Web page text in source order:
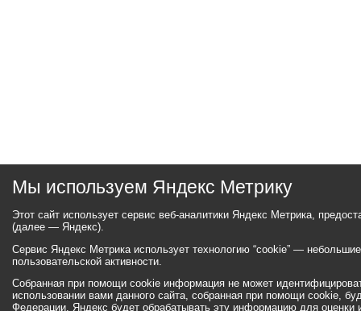
Мы используем Яндекс Метрику
Этот сайт использует сервис веб-аналитики Яндекс Метрика,
(далее — Яндекс).
Сервис Яндекс Метрика использует технологию “cookie” —
пользовательской активности.
Собранная при помощи cookie информация не может
использовании вами данного сайта, собранная при помощи cookie,
Федерации. Яндекс будет обрабатывать эту информацию для оценки